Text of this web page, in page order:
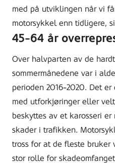
med på utviklingen når vi
motorsykkel enn tidligere,
45-64 år
Over halvparten av de
sommermånedene var i
perioden 2016-2020. Det
med utforkjøringer eller
beskyttes av et karosseri
skader i trafikken.
tross for at de fleste bruker
stor rolle for